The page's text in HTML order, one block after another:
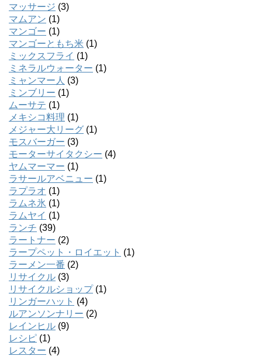
マッサージ (3)
マムアン (1)
マンゴー (1)
マンゴーともち米 (1)
ミックスフライ (1)
ミネラルウォーター (1)
ミャンマー人 (3)
ミンブリー (1)
ムーサテ (1)
メキシコ料理 (1)
メジャー大リーグ (1)
モスバーガー (3)
モーターサイタクシー (4)
ヤムマーマー (1)
ラサールアベニュー (1)
ラプラオ (1)
ラムネ氷 (1)
ラムヤイ (1)
ランチ (39)
ラートナー (2)
ラープペット・ロイエット (1)
ラーメン一番 (2)
リサイクル (3)
リサイクルショップ(1)
リンガーハット (4)
ルアンソンナリー (2)
レインヒル (9)
レシピ (1)
レスター (4)